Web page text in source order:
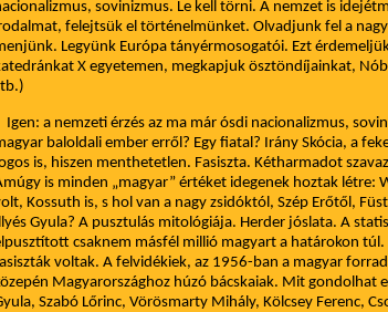
sovinizmus. Le kell törni. A nemzet is
felejtsük el történelmünket. Olvadjunk fel a
Legyünk Európa tányérmosogatói. Ezt
X egyetemen, megkapjuk ösztöndíjainkat,
Igen: a nemzeti érzés az ma már ósdi nacionalizmus,
baloldali ember erről? Egy fiatal? Irány Skócia, a
is, hiszen menthetetlen. Fasiszta. Kétharmadot
is minden „magyar” értéket idegenek hoztak létre:
Kossuth is, s hol van a nagy zsidóktól, Szép Erőtől,
Gyula? A pusztulás mitológiája. Herder jóslata. A
csaknem másfél millió magyart a határokon
voltak. A felvidékiek, az 1956-ban a magyar
Magyarországhoz húzó bácskaiak. Mit gondolhat
Szabó Lőrinc, Vörösmarty Mihály, Kölcsey Ferenc,